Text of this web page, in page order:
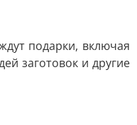
подарки, включая
заготовок и другие